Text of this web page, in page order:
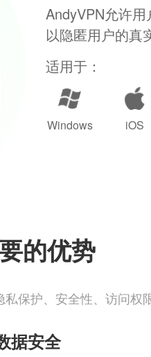
AndyVPN允许
以隐匿用户的真
适用于：
Windows iOS
的优势
保护、安全性、访问权
据安全